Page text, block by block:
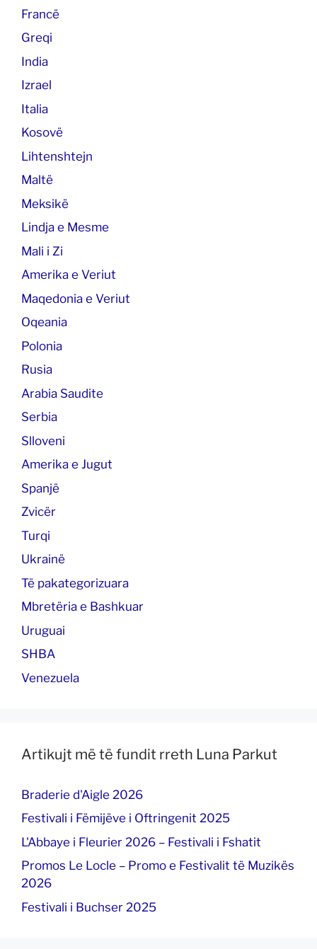
Francë
Greqi
India
Izrael
Italia
Kosovë
Lihtenshtejn
Maltë
Meksikë
Lindja e Mesme
Mali i Zi
Amerika e Veriut
Maqedonia e Veriut
Oqeania
Polonia
Rusia
Arabia Saudite
Serbia
Slloveni
Amerika e Jugut
Spanjë
Zvicër
Turqi
Ukrainë
Të pakategorizuara
Mbretëria e Bashkuar
Uruguai
SHBA
Venezuela
Artikujt më të fundit rreth Luna Parkut
Braderie d'Aigle 2026
Festivali i Fëmijëve i Oftringenit 2025
L'Abbaye i Fleurier 2026 – Festivali i Fshatit
Promos Le Locle – Promo e Festivalit të Muzikës
2026
Festivali i Buchser 2025